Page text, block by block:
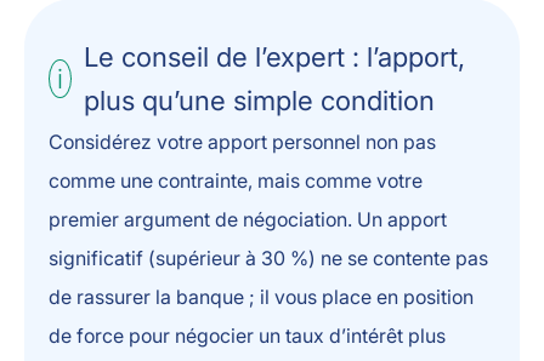
Le conseil de l’expert : l’apport,
plus qu’une simple condition
Considérez votre apport personnel non pas
comme une contrainte, mais comme votre
premier argument de négociation. Un apport
significatif (supérieur à 30 %) ne se contente pas
de rassurer la banque ; il vous place en position
de force pour négocier un taux d’intérêt plus